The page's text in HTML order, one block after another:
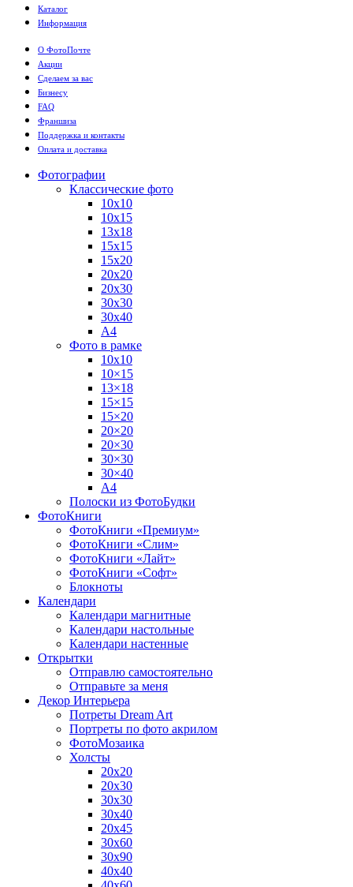
Каталог
Информация
О ФотоПочте
Акции
Сделаем за вас
Бизнесу
FAQ
Франшиза
Поддержка и контакты
Оплата и доставка
Фотографии
Классические фото
10х10
10х15
13х18
15х15
15х20
20х20
20х30
30х30
30х40
А4
Фото в рамке
10х10
10×15
13×18
15×15
15×20
20×20
20×30
30×30
30×40
A4
Полоски из ФотоБудки
ФотоКниги
ФотоКниги «Премиум»
ФотоКниги «Слим»
ФотоКниги «Лайт»
ФотоКниги «Софт»
Блокноты
Календари
Календари магнитные
Календари настольные
Календари настенные
Открытки
Отправлю самостоятельно
Отправьте за меня
Декор Интерьера
Потреты Dream Art
Портреты по фото акрилом
ФотоМозаика
Холсты
20х20
20х30
30х30
30х40
20х45
30х60
30х90
40х40